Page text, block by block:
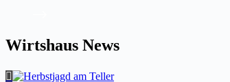
Wirtshaus News